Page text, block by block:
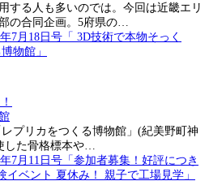
する人も多いのでは。今回は近畿エリ
の合同企画。5府県の…
プリカをつくる博物館」(紀美野町神
した骨格標本や…